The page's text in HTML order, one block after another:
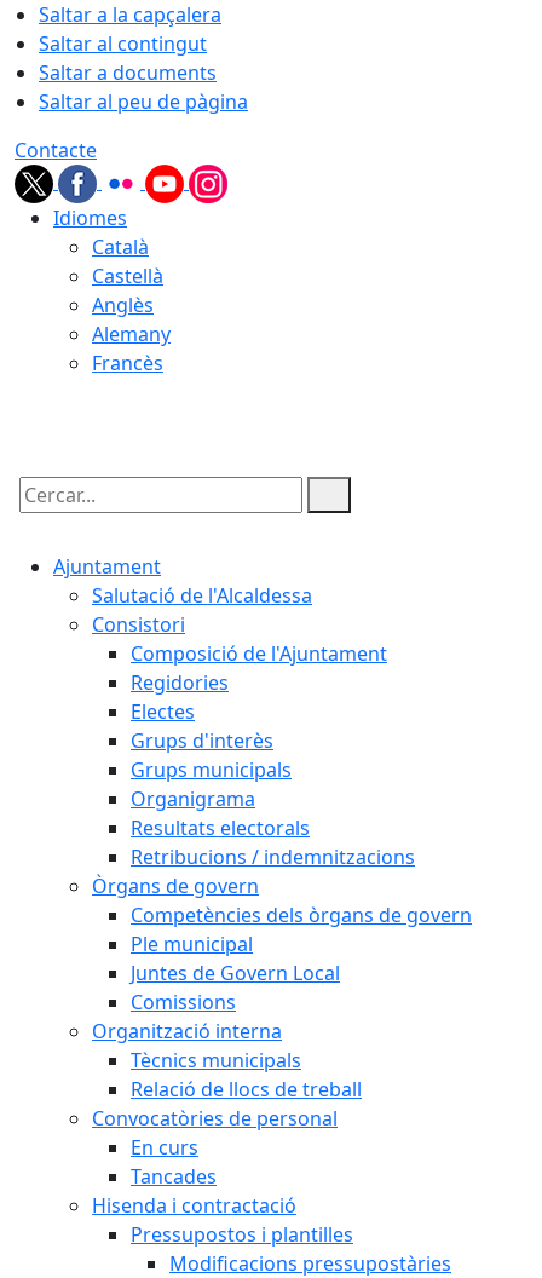
Saltar a la capçalera
Saltar al contingut
Saltar a documents
Saltar al peu de pàgina
Contacte
Idiomes
Català
Castellà
Anglès
Alemany
Francès
Cercar:
Ajuntament
Salutació de l'Alcaldessa
Consistori
Composició de l'Ajuntament
Regidories
Electes
Grups d'interès
Grups municipals
Organigrama
Resultats electorals
Retribucions / indemnitzacions
Òrgans de govern
Competències dels òrgans de govern
Ple municipal
Juntes de Govern Local
Comissions
Organització interna
Tècnics municipals
Relació de llocs de treball
Convocatòries de personal
En curs
Tancades
Hisenda i contractació
Pressupostos i plantilles
Modificacions pressupostàries